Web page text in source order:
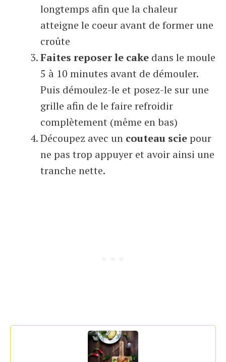
longtemps afin que la chaleur
atteigne le coeur avant de former une
croûte
Faites reposer le cake dans le moule
5 à 10 minutes avant de démouler.
Puis démoulez-le et posez-le sur une
grille afin de le faire refroidir
complètement (même en bas)
Découpez avec un couteau sciepour
ne pas trop appuyer et avoir ainsi une
tranche nette.